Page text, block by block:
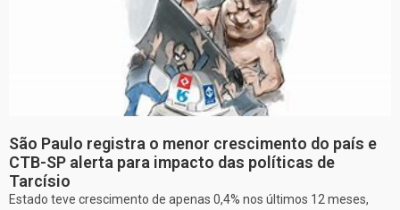
São Paulo registra o menor crescimento do país e
CTB-SP alerta para impacto das políticas de
Tarcísio
Estado teve crescimento de apenas 0,4% nos últimos 12 meses,